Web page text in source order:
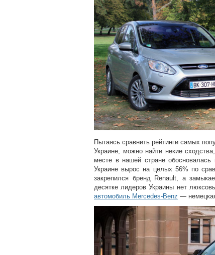
Пытаясь сравнить рейтинги самых
Украине, можно найти некие
месте в нашей стране обосновалась
Украине вырос на целых 56% по
закрепился бренд Renault, а
десятке лидеров Украины нет
автомобиль Mercedes-Benz —